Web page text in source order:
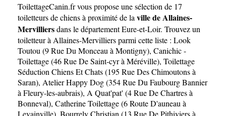
Mervilliers
ToilettageCanin.frvous propose une sélection de 17
toiletteurs de chiens à proximité de la ville de Allaines-
Mervilliersdans le départementEure-et-Loir. Trouvez un
toiletteur à Allaines-Mervilliers parmi cette liste : Look
Toutou (9 Rue Du Monceau à Montigny), Canichic -
Toilettage (46 Rue De Saint-cyr à Méréville), Toilettage
Séduction Chiens Et Chats (195 Rue Des Chimoutons à
Saran), Atelier Happy Dog (354 Rue Du Faubourg Bannier
à Fleury-les-aubrais), A Quat'pat' (4 Rue De Chartres à
Bonneval), Catherine Toilettage (6 Route D'auneau à
Levainville), Bourrely Christian (13 Rue De Pithiviers à